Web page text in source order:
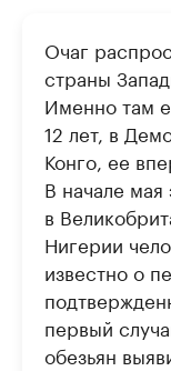
Очаг
страны
Именно там
12 лет, в
Конго, ее
В начале мая
в
Нигерии
известно о
первый
обезьян